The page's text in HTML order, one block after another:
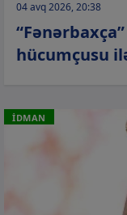
04 avq 2026, 20:38
hücumçusu
İDMAN